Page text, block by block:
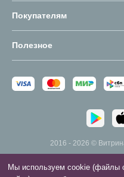
Покупателям
Полезное
2016 - 2026 ©
Мы используем cookie (файлы